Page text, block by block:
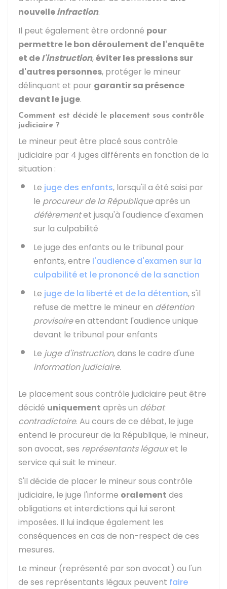
nouvelleinfraction.
Il peut également être ordonné pour
permettre le bon déroulement de l'enquête
et del'instruction,éviter les pressions sur
d'autres personnes, protéger le mineur
délinquant et pour garantir sa présence
devant le juge.
Comment est décidé le placement sous contrôle
judiciaire ?
Le mineur peut être placé sous contrôle
judiciaire par 4 juges différents en fonction de la
situation :
Le juge des enfants, lorsqu'il a été saisi par
le procureur de la Républiqueaprès un
défèrementet jusqu'à l'audience d'examen
sur la culpabilité
Le juge des enfants ou le tribunal pour
enfants, entre l'audience d'examen sur la
culpabilité et le prononcé de la sanction
Le juge de la liberté et de la détention, s'il
refuse de mettre le mineur en détention
provisoireen attendant l'audience unique
devant le tribunal pour enfants
Le juge d'instruction, dans le cadre d'une
information judiciaire.
Le placement sous contrôle judiciaire peut être
décidé uniquement après un débat
contradictoire. Au cours de ce débat, le juge
entend le procureur de la République, le mineur,
son avocat, ses représentants légauxet le
service qui suit le mineur.
S'il décide de placer le mineur sous contrôle
judiciaire, le juge l'informe oralement des
obligations et interdictions qui lui seront
imposées. Il lui indique également les
conséquences en cas de non-respect de ces
mesures.
Le mineur (représenté par son avocat) ou l'un
de ses représentants légaux peuvent faire